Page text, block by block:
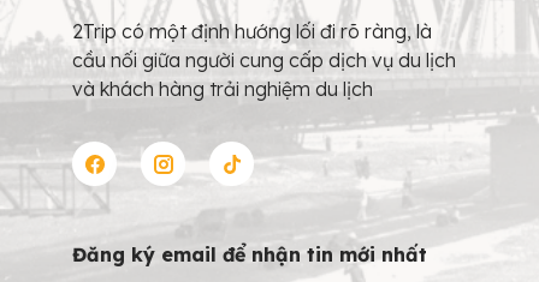
2Trip có một định hướng lối đi rõ ràng, là
cầu nối giữa người cung cấp dịch vụ du lịch
và khách hàng trải nghiệm du lịch
Đăng ký email để nhận tin mới nhất